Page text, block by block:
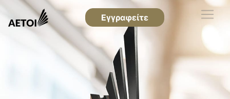
Εγγραφείτε